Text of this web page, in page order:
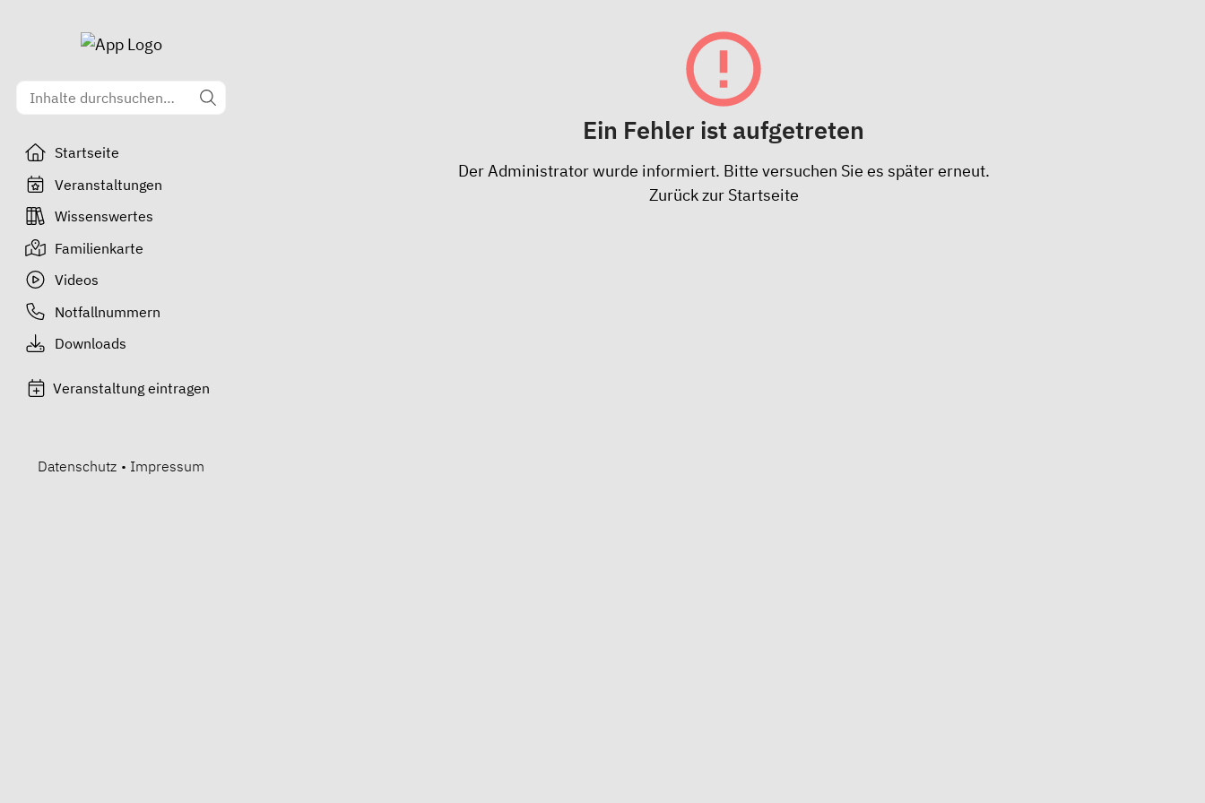
Startseite
Veranstaltungen
Wissenswertes
Familienkarte
Videos
Notfallnummern
Downloads
Veranstaltung eintragen
Datenschutz • Impressum
Ein Fehler ist aufgetreten
Der Administrator wurde informiert. Bitte versuchen Sie es später erneut.
Zurück zur Startseite